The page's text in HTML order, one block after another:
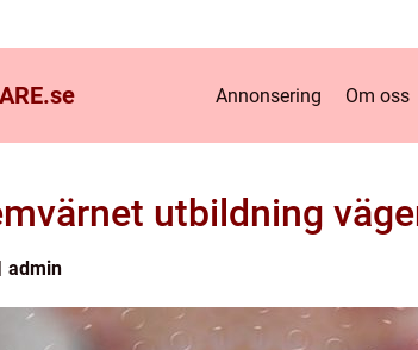
se Annonsering Om oss
utbildning
admin